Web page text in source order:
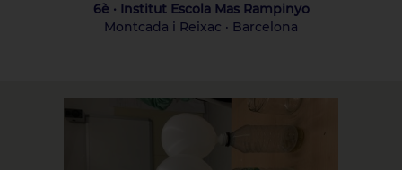
6è · Institut Escola Mas Rampinyo
Montcada i Reixac · Barcelona